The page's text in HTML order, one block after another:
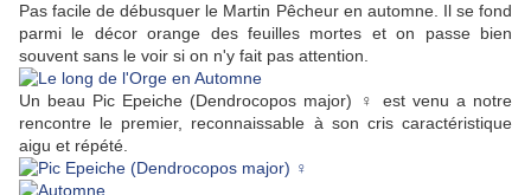
Pas facile de débusquer le Martin Pêcheur en automne. Il se fond
parmi le décor orange des feuilles mortes et on passe bien
souvent sans le voir si on n'y fait pas attention.
Un beau Pic Epeiche (Dendrocopos major) ♀ est venu a notre
rencontre le premier, reconnaissable à son cris caractéristique
aigu et répété.